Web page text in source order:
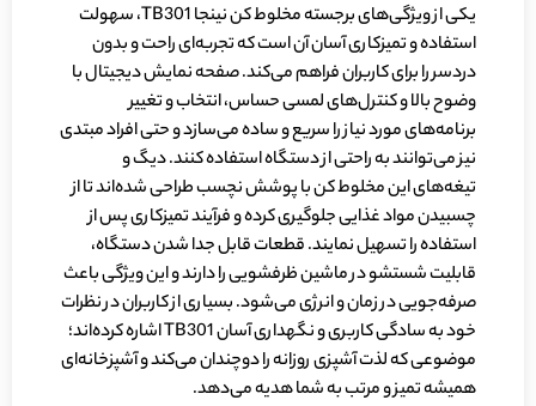
یکی از ویژگی‌های برجسته مخلوط کن نینجا TB301، سهولت
استفاده و تمیزکاری آسان آن است که تجربه‌ای راحت و بدون
دردسر را برای کاربران فراهم می‌کند. صفحه نمایش دیجیتال با
وضوح بالا و کنترل‌های لمسی حساس، انتخاب و تغییر
برنامه‌های مورد نیاز را سریع و ساده می‌سازد و حتی افراد مبتدی
نیز می‌توانند به راحتی از دستگاه استفاده کنند. دیگ و
تیغه‌های این مخلوط کن با پوشش نچسب طراحی شده‌اند تا از
چسبیدن مواد غذایی جلوگیری کرده و فرآیند تمیزکاری پس از
استفاده را تسهیل نمایند. قطعات قابل جدا شدن دستگاه،
قابلیت شستشو در ماشین ظرفشویی را دارند و این ویژگی باعث
صرفه‌جویی در زمان و انرژی می‌شود. بسیاری از کاربران در نظرات
خود به سادگی کاربری و نگهداری آسان TB301 اشاره کرده‌اند؛
موضوعی که لذت آشپزی روزانه را دوچندان می‌کند و آشپزخانه‌ای
همیشه تمیز و مرتب به شما هدیه می‌دهد.